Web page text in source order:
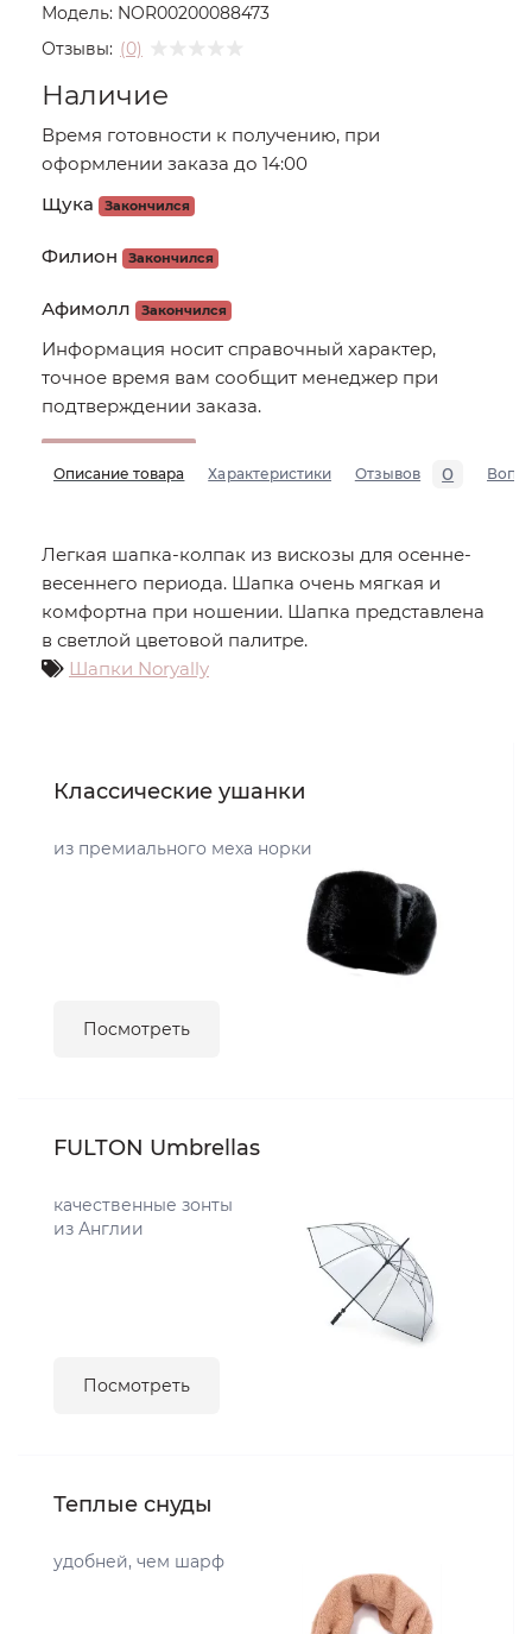
Модель: NOR00200088473
Отзывы: (0)
Наличие
Время готовности к получению, при
оформлении заказа до 14:00
Щука
Закончился
Филион Закончился
Афимолл Закончился
Информация носит справочный характер,
точное время вам сообщит менеджер при
подтверждении заказа.
Описание товара Характеристики Отзывов 0
Легкая шапка-колпак из вискозы для осенне-
весеннего периода. Шапка очень мягкая и
комфортна при ношении. Шапка представлена
в светлой цветовой палитре.
Шапки Noryally
Классические ушанки
из премиального меха норки
Посмотреть
FULTON Umbrellas
качественные зонты
из Англии
Посмотреть
Теплые снуды
удобней, чем шарф